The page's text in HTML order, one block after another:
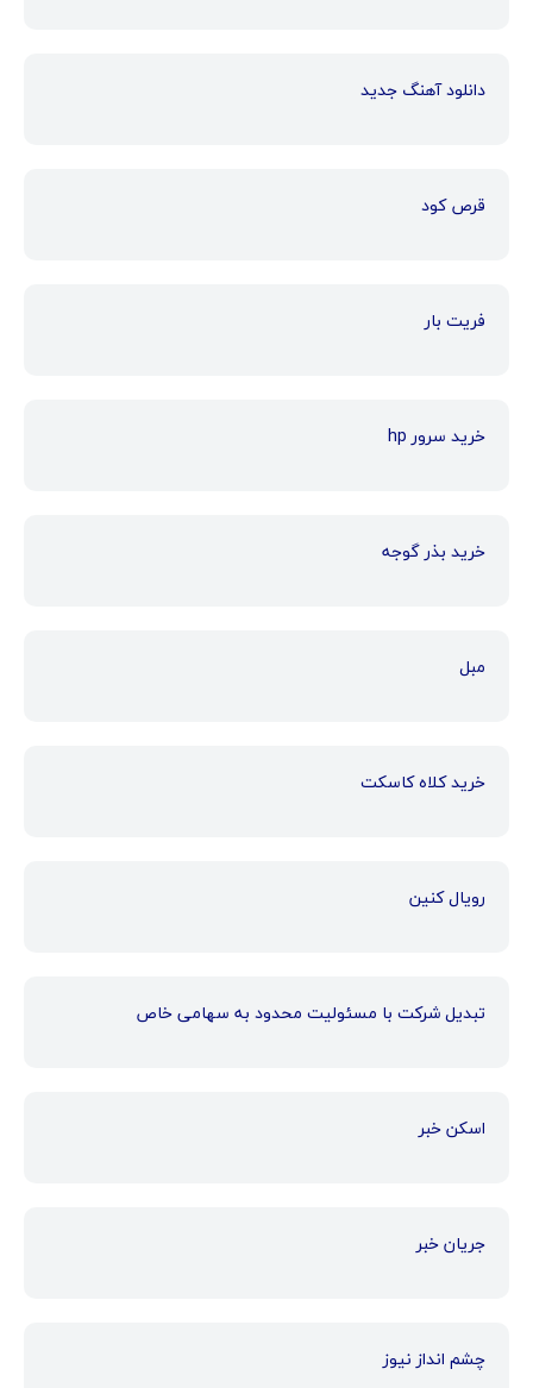
دانلود آهنگ جدید
قرص کود
فریت بار
خرید سرور hp
خرید بذر گوجه
مبل
خرید کلاه کاسکت
رویال کنین
تبدیل شرکت با مسئولیت محدود به سهامی خاص
اسکن خبر
جریان خبر
چشم انداز نیوز